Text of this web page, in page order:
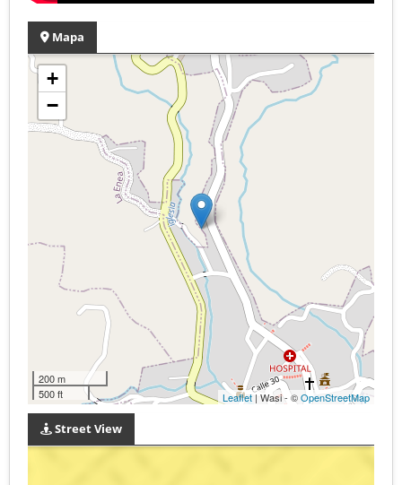
Mapa
+
−
200 m
500 ft
Leaflet| Wasi - ©OpenStreetMap
Street View